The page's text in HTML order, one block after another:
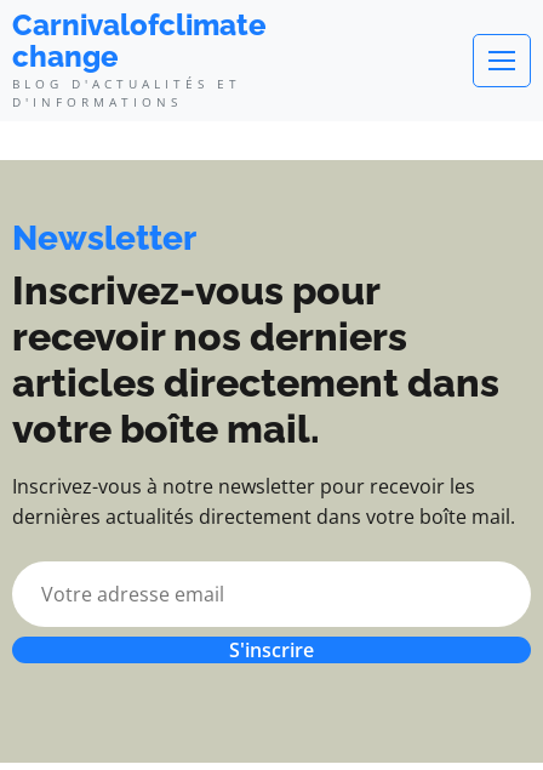
Carnivalofclimatechange -
Carnivalofclimate
change
BLOG D'ACTUALITÉS ET
D'INFORMATIONS
Newsletter
Inscrivez-vous pour
recevoir nos derniers
articles directement dans
votre boîte mail.
Inscrivez-vous à notre newsletter pour recevoir les
dernières actualités directement dans votre boîte mail.
S'inscrire